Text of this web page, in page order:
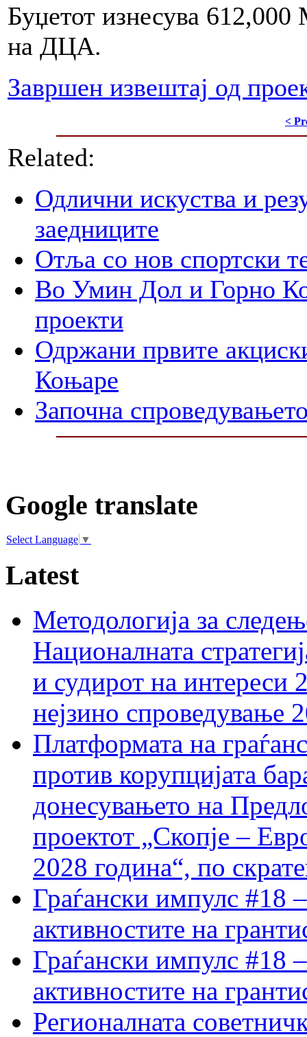
Буџетот изнесува
на ДЦА.
Завршен извештај од
<
Related:
Одлични искуства и
заедниците
Отља со нов спортски
Во Умин Дол и Горно
проекти
Одржани првите
Коњаре
Започна
Google translate
Select Language ▼
Latest
Методологија за
Националната
и судирот на интереси
нејзино спроведување
Платформата на
против корупцијата
донесувањето на
проектот „Скопје –
2028 година“, по
Граѓански импулс #18
активностите на
Граѓански импулс #18
активностите на
Регионалната